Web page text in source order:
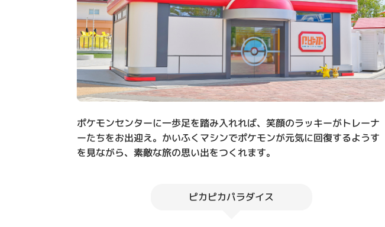
ポケモンセンターに一歩足を踏み入れれば、笑顔のラッキーがトレーナ
ーたちをお出迎え。かいふくマシンでポケモンが元気に回復するようす
を見ながら、素敵な旅の思い出をつくれます。
ピカピカパラダイス